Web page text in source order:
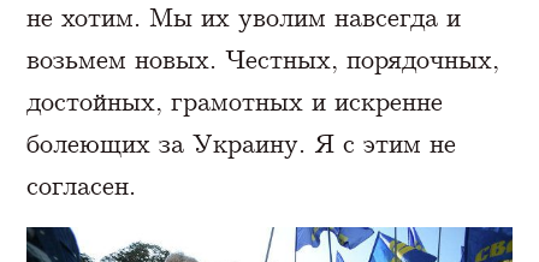
не хотим. Мы их уволим навсегда и
возьмем новых. Честных, порядочных,
достойных, грамотных и искренне
болеющих за Украину. Я с этим не
согласен.